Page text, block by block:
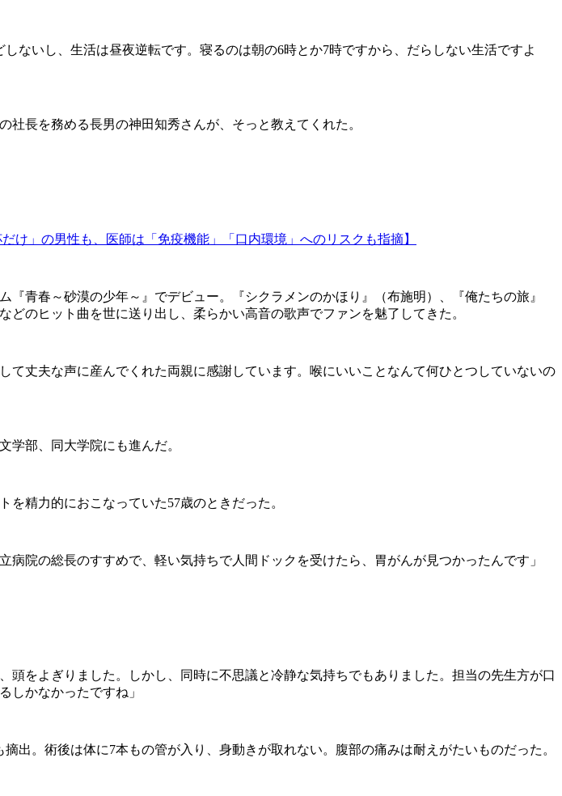
ないし、生活は昼夜逆転です。寝るのは朝の6時とか7時ですから、だらしない生活ですよ
長を務める長男の神田知秀さんが、そっと教えてくれた。
け」の男性も、医師は「免疫機能」「口内環境」へのリスクも指摘】
青春～砂漠の少年～』でデビュー。『シクラメンのかほり』（布施明）、『俺たちの旅』
のヒット曲を世に送り出し、柔らかい高音の歌声でファンを魅了してきた。
て丈夫な声に産んでくれた両親に感謝しています。喉にいいことなんて何ひとつしていないの
部、同大学院にも進んだ。
精力的におこなっていた57歳のときだった。
院の総長のすすめで、軽い気持ちで人間ドックを受けたら、胃がんが見つかったんです」
頭をよぎりました。しかし、同時に不思議と冷静な気持ちでもありました。担当の先生方が口
しかなかったですね」
。術後は体に7本もの管が入り、身動きが取れない。腹部の痛みは耐えがたいものだった。